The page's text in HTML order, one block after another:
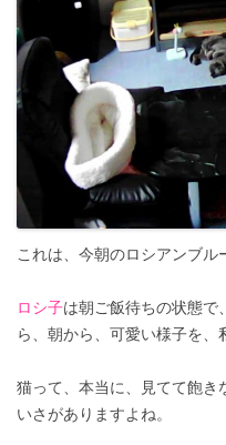
これは、今朝のロシアンブル
ロシ子は朝ご飯待ちの状態で
ら、朝から、可愛い様子を、
猫って、本当に、見てて飽き
いさがありますよね。